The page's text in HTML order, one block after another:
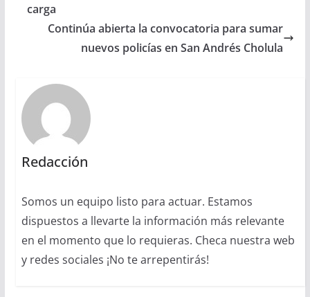
carga
Continúa abierta la convocatoria para sumar
nuevos policías en San Andrés Cholula
Redacción
Somos un equipo listo para actuar. Estamos
dispuestos a llevarte la información más relevante
en el momento que lo requieras. Checa nuestra web
y redes sociales ¡No te arrepentirás!